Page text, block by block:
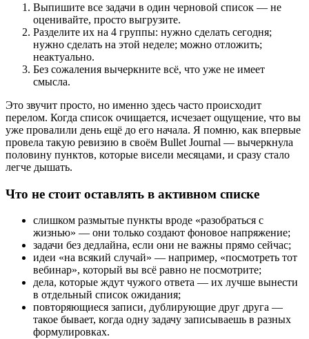
Выпишите все задачи в один черновой список — не
оценивайте, просто выгрузите.
Разделите их на 4 группы: нужно сделать сегодня;
нужно сделать на этой неделе; можно отложить;
неактуально.
Без сожаления вычеркните всё, что уже не имеет
смысла.
Это звучит просто, но именно здесь часто происходит
перелом. Когда список очищается, исчезает ощущение, что вы
уже провалили день ещё до его начала. Я помню, как впервые
провела такую ревизию в своём Bullet Journal — вычеркнула
половину пунктов, которые висели месяцами, и сразу стало
легче дышать.
Что не стоит оставлять в активном списке
слишком размытые пункты вроде «разобраться с
жизнью» — они только создают фоновое напряжение;
задачи без дедлайна, если они не важны прямо сейчас;
идеи «на всякий случай» — например, «посмотреть тот
вебинар», который вы всё равно не посмотрите;
дела, которые ждут чужого ответа — их лучше вынести
в отдельный список ожидания;
повторяющиеся записи, дублирующие друг друга —
такое бывает, когда одну задачу записываешь в разных
формулировках.